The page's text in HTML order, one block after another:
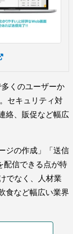
くのユーザーか
セキュリティ対
絡、販促など幅広
ジの作成」「送信
配信できる点が特
でなく、人材業
食など幅広い業界